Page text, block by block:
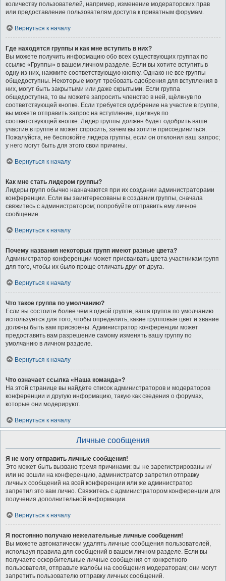
количеству пользователей, например, изменение модераторских прав
или предоставление пользователям доступа к приватным форумам.
Вернуться к началу
Где находятся группы и как мне вступить в них?
Вы можете получить информацию обо всех существующих группах по
ссылке «Группы» в вашем личном разделе. Если вы хотите вступить в
одну из них, нажмите соответствующую кнопку. Однако не все группы
общедоступны. Некоторые могут требовать одобрения для вступления в
них, могут быть закрытыми или даже скрытыми. Если группа
общедоступна, то вы можете запросить членство в ней, щёлкнув по
соответствующей кнопке. Если требуется одобрение на участие в группе,
вы можете отправить запрос на вступление, щёлкнув по
соответствующей кнопке. Лидер группы должен будет одобрить ваше
участие в группе и может спросить, зачем вы хотите присоединиться.
Пожалуйста, не беспокойте лидера группы, если он отклонил ваш запрос;
у него могут быть для этого свои причины.
Вернуться к началу
Как мне стать лидером группы?
Лидеры групп обычно назначаются при их создании администраторами
конференции. Если вы заинтересованы в создании группы, сначала
свяжитесь с администратором; попробуйте отправить ему личное
сообщение.
Вернуться к началу
Почему названия некоторых групп имеют разные цвета?
Администратор конференции может присваивать цвета участникам групп
для того, чтобы их было проще отличать друг от друга.
Вернуться к началу
Что такое группа по умолчанию?
Если вы состоите более чем в одной группе, ваша группа по умолчанию
используется для того, чтобы определить, какие групповые цвет и звание
должны быть вам присвоены. Администратор конференции может
предоставить вам разрешение самому изменять вашу группу по
умолчанию в личном разделе.
Вернуться к началу
Что означает ссылка «Наша команда»?
На этой странице вы найдёте список администраторов и модераторов
конференции и другую информацию, такую как сведения о форумах,
которые они модерируют.
Вернуться к началу
Личные сообщения
Я не могу отправить личные сообщения!
Это может быть вызвано тремя причинами: вы не зарегистрированы и/
или не вошли на конференцию, администратор запретил отправку
личных сообщений на всей конференции или же администратор
запретил это вам лично. Свяжитесь с администратором конференции для
получения дополнительной информации.
Вернуться к началу
Я постоянно получаю нежелательные личные сообщения!
Вы можете автоматически удалять личные сообщения пользователей,
используя правила для сообщений в вашем личном разделе. Если вы
получаете оскорбительные личные сообщения от конкретного
пользователя, отправьте жалобы на сообщения модераторам; они могут
запретить пользователю отправку личных сообщений.